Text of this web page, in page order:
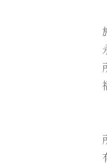
施
永
所
福
所
有